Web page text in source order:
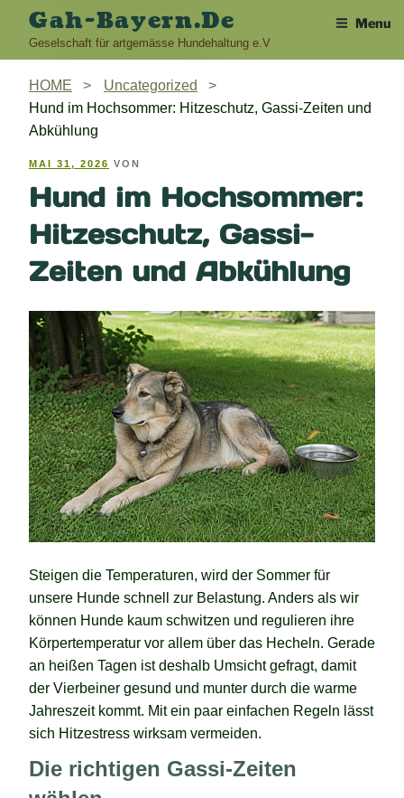
Gah-Bayern.de
Geselschaft für artgemässe Hundehaltung e.V
Menu
HOME
Uncategorized
Hund im Hochsommer: Hitzeschutz, Gassi-Zeiten und
Abkühlung
VERÖFFENTLICHT
MAI 31, 2026 VON
Hund im Hochsommer:
Hitzeschutz, Gassi-
Zeiten und Abkühlung
Steigen die Temperaturen, wird der Sommer für
unsere Hunde schnell zur Belastung. Anders als wir
können Hunde kaum schwitzen und regulieren ihre
Körpertemperatur vor allem über das Hecheln. Gerade
an heißen Tagen ist deshalb Umsicht gefragt, damit
der Vierbeiner gesund und munter durch die warme
Jahreszeit kommt. Mit ein paar einfachen Regeln lässt
sich Hitzestress wirksam vermeiden.
Die richtigen Gassi-Zeiten